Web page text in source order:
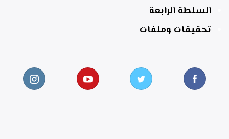
السلطة الرابعة
تحقيقات وملفات